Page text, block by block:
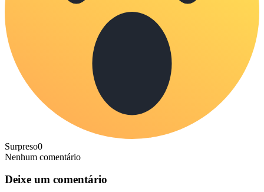
Surpreso0
Nenhum comentário
Deixe um comentário